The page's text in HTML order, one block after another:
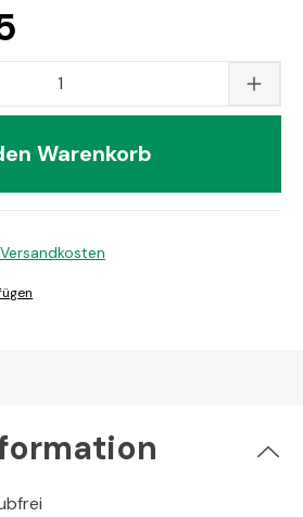
Gib den gewünschten
Warenkorb